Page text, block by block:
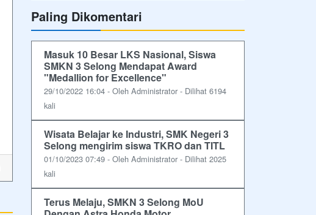
Paling Dikomentari
Masuk 10 Besar LKS Nasional, Siswa
SMKN 3 Selong Mendapat Award
"Medallion for Excellence"
29/10/2022 16:04 - Oleh Administrator - Dilihat 6194
kali
Wisata Belajar ke Industri, SMK Negeri 3
Selong mengirim siswa TKRO dan TITL
01/10/2023 07:49 - Oleh Administrator - Dilihat 2025
kali
Terus Melaju, SMKN 3 Selong MoU